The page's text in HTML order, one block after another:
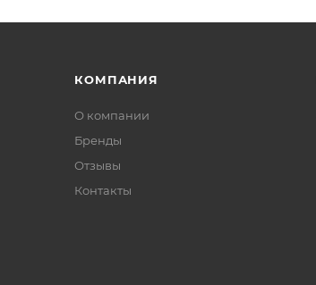
КОМПАНИЯ
О компании
Бренды
Отзывы
Контакты